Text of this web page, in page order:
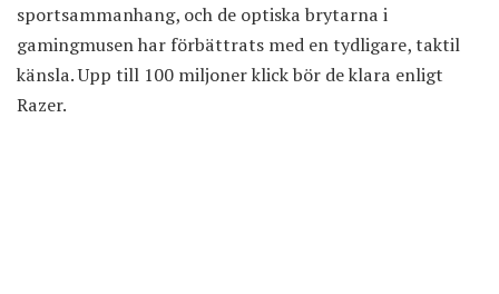
sportsammanhang, och de optiska brytarna i
gamingmusen har förbättrats med en tydligare, taktil
känsla. Upp till 100 miljoner klick bör de klara enligt
Razer.